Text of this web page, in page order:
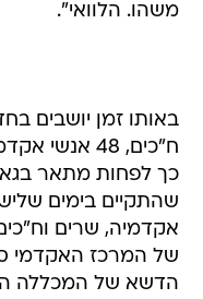
משהו. הלוואי".
ח"כים, 48
כך לפחות מתאר
שהתקיים בימים
אקדמיה, שרים
של המרכז האקדמי
הדשא של המכללה